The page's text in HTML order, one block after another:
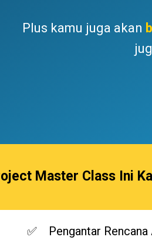
Plus kamu juga akan
Master Class Ini
✅ Pengantar